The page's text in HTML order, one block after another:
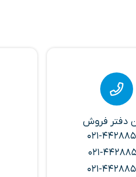
دفتر فروش
021-
021-
021-